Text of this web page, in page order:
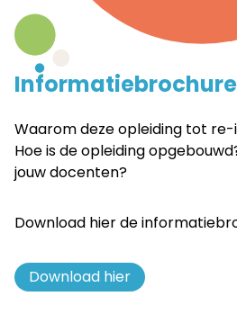
Informatiebrochure
Waarom deze opleiding tot
Hoe is de opleiding
jouw docenten?
Download hier de
Download hier